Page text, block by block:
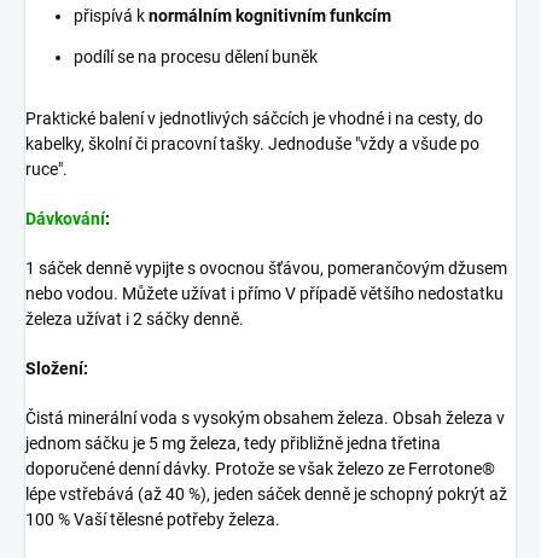
přispívá knormálním kognitivním funkcím
podílí se na procesu dělení buněk
Praktické balení v jednotlivých sáčcích je vhodné i na cesty, do
kabelky, školní či pracovní tašky. Jednoduše "vždy a všude po
ruce".
Dávkování:
1 sáček denně vypijte s ovocnou šťávou, pomerančovým džusem
nebo vodou. Můžete užívat i přímo V případě většího nedostatku
železa užívat i 2 sáčky denně.
Složení:
Čistá minerální voda s vysokým obsahem železa. Obsah železa v
jednom sáčku je 5 mg železa, tedy přibližně jedna třetina
doporučené denní dávky. Protože se však železo ze Ferrotone®
lépe vstřebává (až 40 %), jeden sáček denně je schopný pokrýt až
100 % Vaší tělesné potřeby železa.